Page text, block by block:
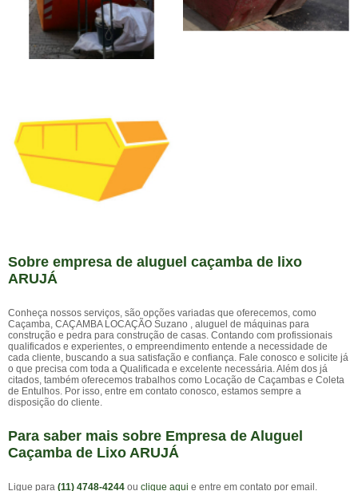
Sobre empresa de aluguel caçamba de lixo
ARUJÁ
Conheça nossos serviços, são opções variadas que oferecemos, como
Caçamba, CAÇAMBA LOCAÇÃO Suzano , aluguel de máquinas para
construção e pedra para construção de casas. Contando com profissionais
qualificados e experientes, o empreendimento entende a necessidade de
cada cliente, buscando a sua satisfação e confiança. Fale conosco e solicite já
o que precisa com toda a Qualificada e excelente necessária. Além dos já
citados, também oferecemos trabalhos como Locação de Caçambas e Coleta
de Entulhos. Por isso, entre em contato conosco, estamos sempre a
disposição do cliente.
Para saber mais sobre Empresa de Aluguel
Caçamba de Lixo ARUJÁ
Ligue para (11) 4748-4244 ou clique aqui e entre em contato por email.